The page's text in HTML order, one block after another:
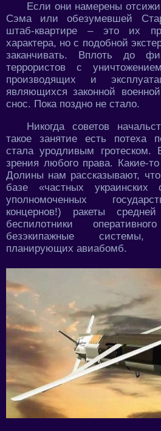
Если они намерены
Сэма или обезумевшей
штаб-квартире – это их
характера, но с подобной
заканчивать. Вплоть до
террористов с
производящих и
являющихся законной
снос. Пока поздно не стало.
Никогда советов
такое занятие есть потеха
стала уродливым гротеском.
зрения любого права. Какие-
Долины нам рассказывают,
базе «частных украинских
уполномоченных
концернов!) ракеты
беспилотники
безэкипажные
планирующих авиабомб.